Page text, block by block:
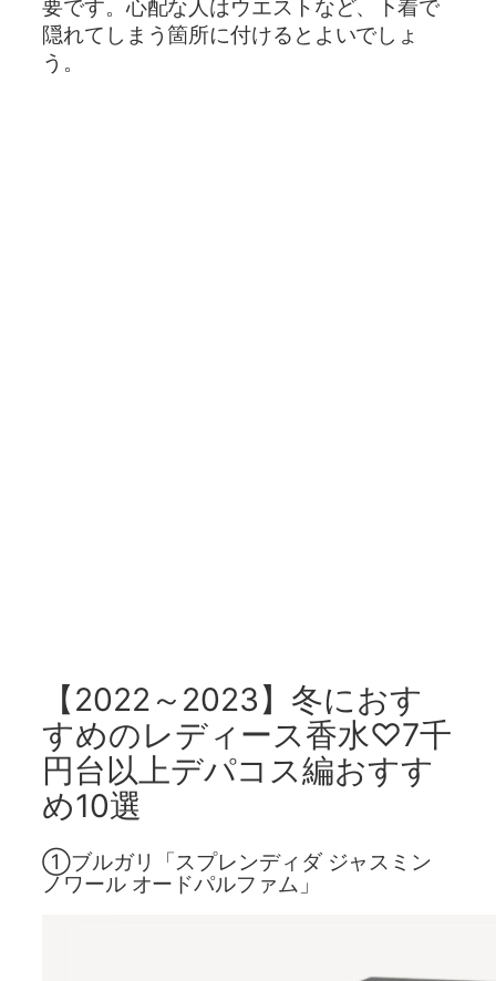
要です。心配な人はウエストなど、下着で
隠れてしまう箇所に付けるとよいでしょ
う。
【2022～2023】冬におす
すめのレディース香水♡7千
円台以上デパコス編おすす
め10選
①ブルガリ「スプレンディダ ジャスミン
ノワール オードパルファム」